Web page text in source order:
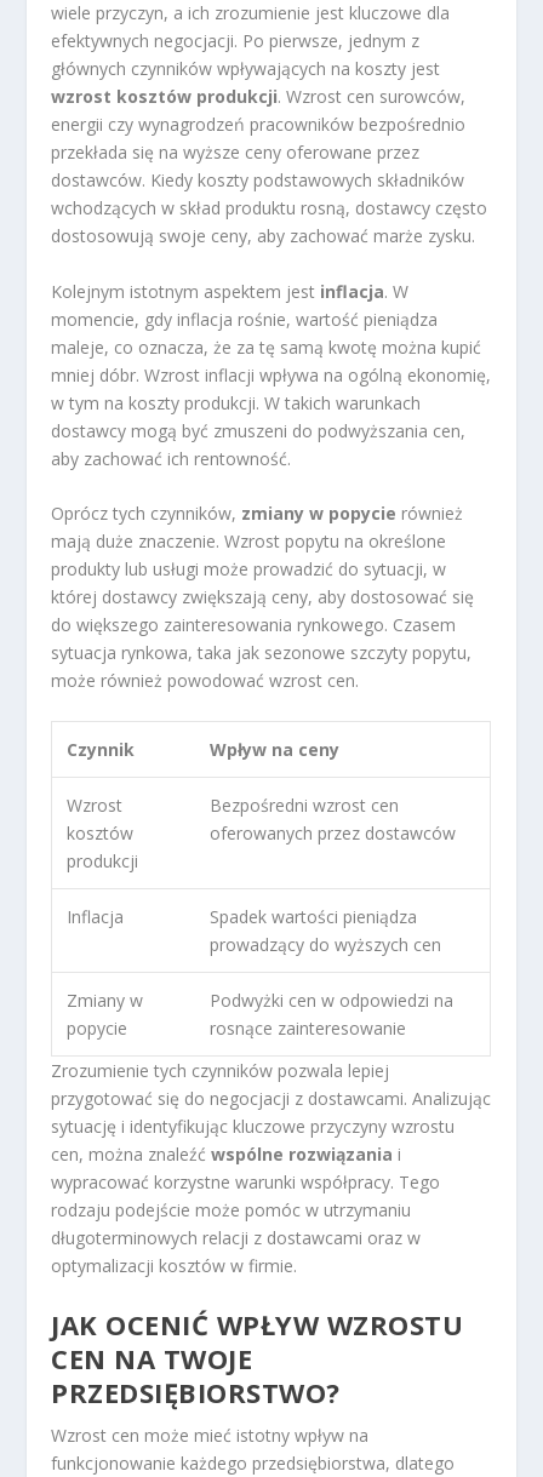
wiele przyczyn, a ich zrozumienie jest kluczowe dla
efektywnych negocjacji. Po pierwsze, jednym z
głównych czynników wpływających na koszty jest
wzrost kosztów produkcji. Wzrost cen surowców,
energii czy wynagrodzeń pracowników bezpośrednio
przekłada się na wyższe ceny oferowane przez
dostawców. Kiedy koszty podstawowych składników
wchodzących w skład produktu rosną, dostawcy często
dostosowują swoje ceny, aby zachować marże zysku.
Kolejnym istotnym aspektem jest inflacja. W
momencie, gdy inflacja rośnie, wartość pieniądza
maleje, co oznacza, że za tę samą kwotę można kupić
mniej dóbr. Wzrost inflacji wpływa na ogólną ekonomię,
w tym na koszty produkcji. W takich warunkach
dostawcy mogą być zmuszeni do podwyższania cen,
aby zachować ich rentowność.
Oprócz tych czynników, zmiany w popycie również
mają duże znaczenie. Wzrost popytu na określone
produkty lub usługi może prowadzić do sytuacji, w
której dostawcy zwiększają ceny, aby dostosować się
do większego zainteresowania rynkowego. Czasem
sytuacja rynkowa, taka jak sezonowe szczyty popytu,
może również powodować wzrost cen.
Czynnik Wpływ na ceny
Wzrost
kosztów
produkcji
Bezpośredni wzrost cen
oferowanych przez dostawców
Inflacja
Spadek wartości pieniądza
prowadzący do wyższych cen
Zmiany w
popycie
Podwyżki cen w odpowiedzi na
rosnące zainteresowanie
Zrozumienie tych czynników pozwala lepiej
przygotować się do negocjacji z dostawcami. Analizując
sytuację i identyfikując kluczowe przyczyny wzrostu
cen, można znaleźćwspólne rozwiązania i
wypracować korzystne warunki współpracy. Tego
rodzaju podejście może pomóc w utrzymaniu
długoterminowych relacji z dostawcami oraz w
optymalizacji kosztów w firmie.
JAK OCENIĆ WPŁYW WZROSTU
CEN NA TWOJE
PRZEDSIĘBIORSTWO?
Wzrost cen może mieć istotny wpływ na
funkcjonowanie każdego przedsiębiorstwa, dlatego